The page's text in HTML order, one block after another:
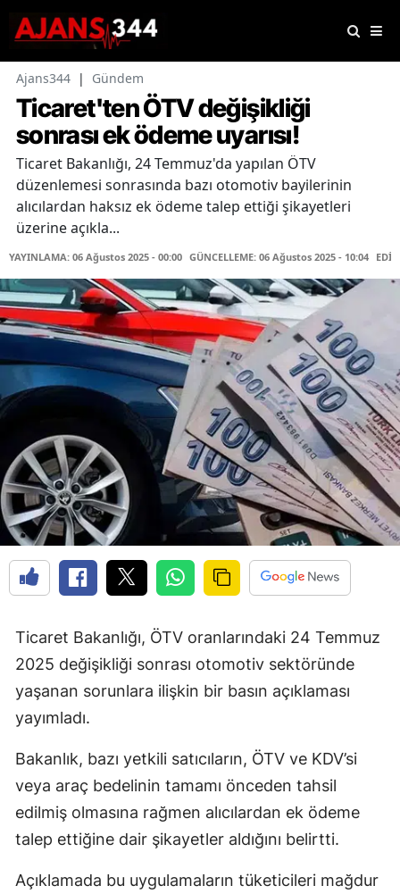
Ajans344 | Gündem
Ticaret'ten ÖTV değişikliği
sonrası ek ödeme uyarısı!
Ticaret Bakanlığı, 24 Temmuz'da yapılan ÖTV
düzenlemesi sonrasında bazı otomotiv bayilerinin
alıcılardan haksız ek ödeme talep ettiği şikayetleri
üzerine açıkla...
YAYINLAMA: 06 Ağustos 2025 - 00:00 GÜNCELLEME: 06 Ağustos 2025 - 10:04
Ticaret Bakanlığı, ÖTV oranlarındaki 24 Temmuz
2025 değişikliği sonrası otomotiv sektöründe
yaşanan sorunlara ilişkin bir basın açıklaması
yayımladı.
Bakanlık, bazı yetkili satıcıların, ÖTV ve KDV’si
veya araç bedelinin tamamı önceden tahsil
edilmiş olmasına rağmen alıcılardan ek ödeme
talep ettiğine dair şikayetler aldığını belirtti.
Açıklamada bu uygulamaların tüketicileri mağdur